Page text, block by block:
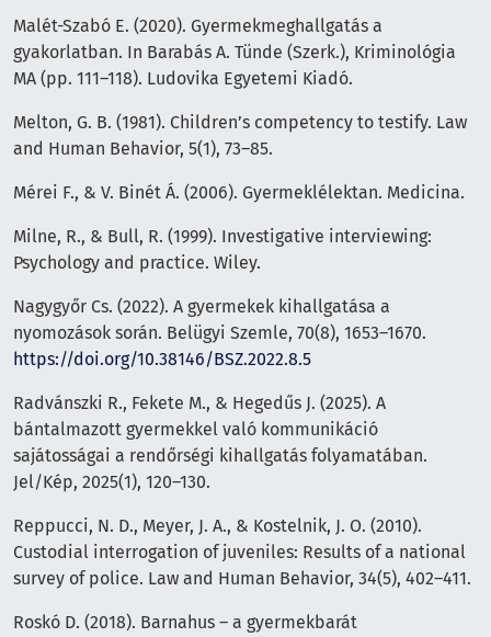
Malét-Szabó E. (2020). Gyermekmeghallgatás a
gyakorlatban. In Barabás A. Tünde (Szerk.), Kriminológia
MA (pp. 111–118). Ludovika Egyetemi Kiadó.
Melton, G. B. (1981). Children’s competency to testify. Law
and Human Behavior, 5(1), 73–85.
Mérei F., & V. Binét Á. (2006). Gyermeklélektan. Medicina.
Milne, R., & Bull, R. (1999). Investigative interviewing:
Psychology and practice. Wiley.
Nagygyőr Cs. (2022). A gyermekek kihallgatása a
nyomozások során. Belügyi Szemle, 70(8), 1653–1670.
https://doi.org/10.38146/BSZ.2022.8.5
Radvánszki R., Fekete M., & Hegedűs J. (2025). A
bántalmazott gyermekkel való kommunikáció
sajátosságai a rendőrségi kihallgatás folyamatában.
Jel/Kép, 2025(1), 120–130.
Reppucci, N. D., Meyer, J. A., & Kostelnik, J. O. (2010).
Custodial interrogation of juveniles: Results of a national
survey of police. Law and Human Behavior, 34(5), 402–411.
Roskó D. (2018). Barnahus – a gyermekbarát